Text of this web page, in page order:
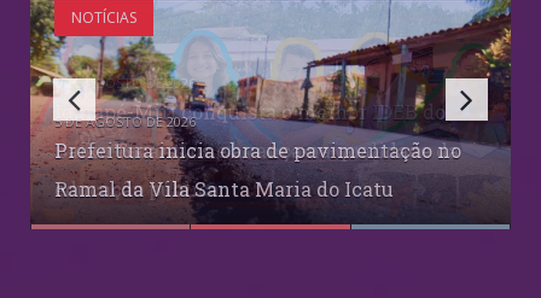
Igarapé-Miri conquista o melhor IDEB do
Baixo Tocantins e avança na qualidade da
educação pública
NOTÍCIAS
5 DE AGOSTO DE 2026
Prefeitura inicia obra de pavimentação no
Ramal da Vila Santa Maria do Icatu
Resultado do MINHA RUA NA COPA